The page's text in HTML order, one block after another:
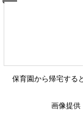
保育園から帰宅する
画像提供